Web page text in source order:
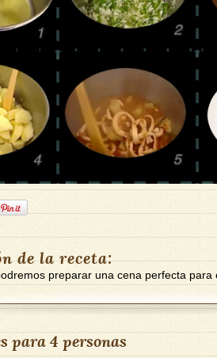
de la receta:
preparar una cena perfecta para
para4 personas